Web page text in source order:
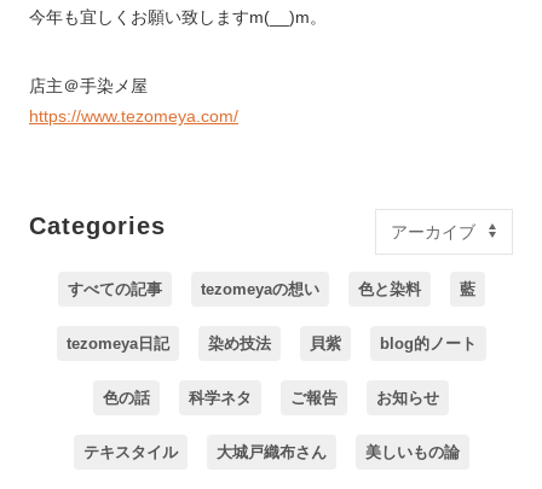
今年も宜しくお願い致しますm(__)m。
店主＠手染メ屋
https://www.tezomeya.com/
Categories
すべての記事 tezomeyaの想い 色と染料 藍
tezomeya日記 染め技法 貝紫 blog的ノート
色の話 科学ネタ ご報告 お知らせ
テキスタイル 大城戸織布さん 美しいもの論